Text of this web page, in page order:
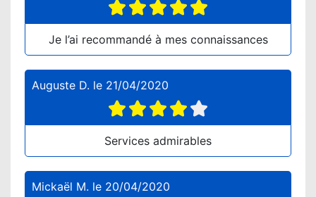
Je l’ai recommandé à mes connaissances
Auguste D. le 21/04/2020
Services admirables
Mickaël M. le 20/04/2020